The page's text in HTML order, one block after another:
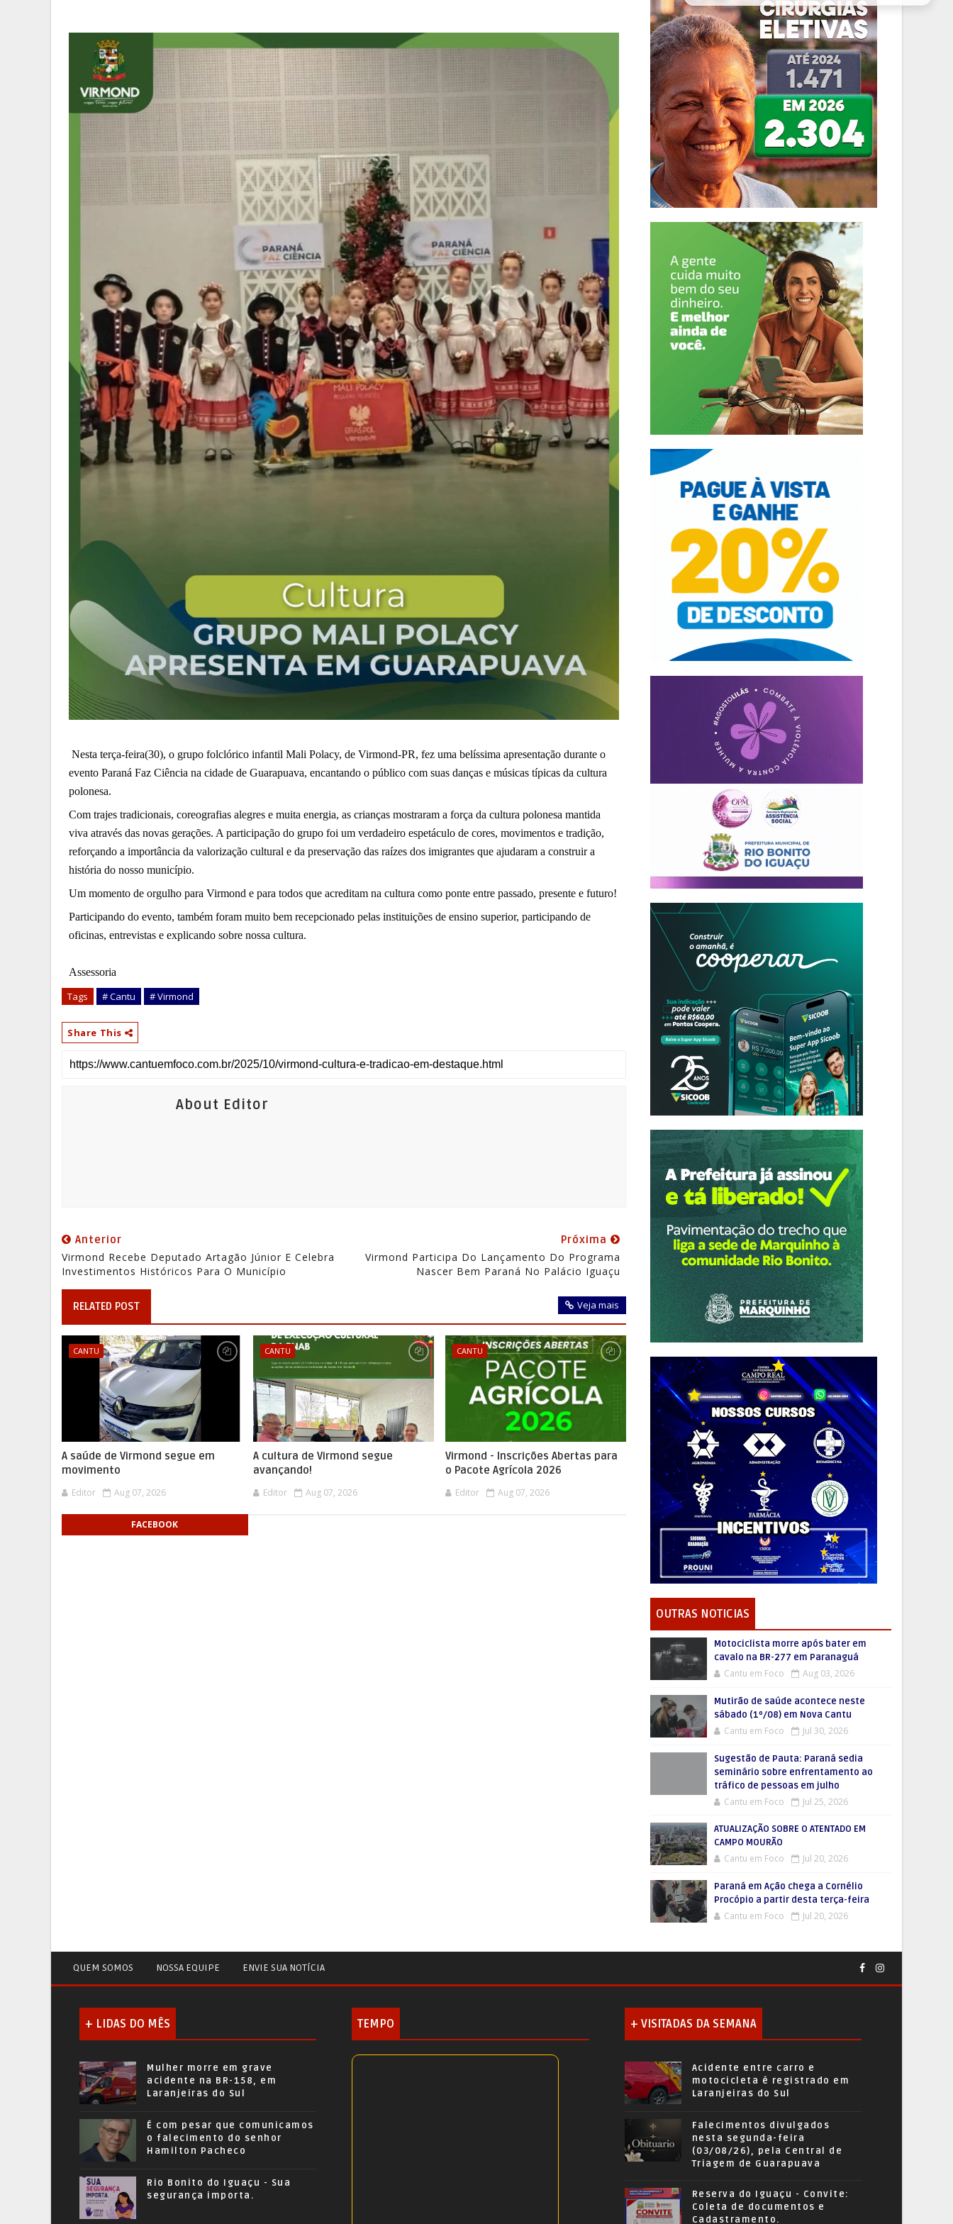
Nesta terça-feira(30), o grupo folclórico infantil Mali Polacy, de Virmond-PR, fez uma belíssima apresentação durante o
evento Paraná Faz Ciência na cidade de Guarapuava, encantando o público com suas danças e músicas típicas da cultura
polonesa.
Com trajes tradicionais, coreografias alegres e muita energia, as crianças mostraram a força da cultura polonesa mantida
viva através das novas gerações. A participação do grupo foi um verdadeiro espetáculo de cores, movimentos e tradição,
reforçando a importância da valorização cultural e da preservação das raízes dos imigrantes que ajudaram a construir a
história do nosso município.
Um momento de orgulho para Virmond e para todos que acreditam na cultura como ponte entre passado, presente e futuro!
Participando do evento, também foram muito bem recepcionado pelas instituições de ensino superior, participando de
oficinas, entrevistas e explicando sobre nossa cultura.
Assessoria
Tags # Cantu # Virmond
Share This
About Editor
Anterior
Virmond Recebe Deputado Artagão Júnior E Celebra
Investimentos Históricos Para O Município
Próxima
Virmond Participa Do Lançamento Do Programa
Nascer Bem Paraná No Palácio Iguaçu
RELATED POST Veja mais
CANTU
A saúde de Virmond segue em
movimento
Editor Aug 07, 2026
CANTU
A cultura de Virmond segue
avançando!
Editor Aug 07, 2026
CANTU
Virmond - Inscrições Abertas para
o Pacote Agrícola 2026
Editor Aug 07, 2026
FACEBOOK
OUTRAS NOTICIAS
Motociclista morre após bater em
cavalo na BR-277 em Paranaguá
Cantu em Foco Aug 03, 2026
Mutirão de saúde acontece neste
sábado (1º/08) em Nova Cantu
Cantu em Foco Jul 30, 2026
Sugestão de Pauta: Paraná sedia
seminário sobre enfrentamento ao
tráfico de pessoas em julho
Cantu em Foco Jul 25, 2026
ATUALIZAÇÃO SOBRE O ATENTADO EM
CAMPO MOURÃO
Cantu em Foco Jul 20, 2026
Paraná em Ação chega a Cornélio
Procópio a partir desta terça-feira
Cantu em Foco Jul 20, 2026
QUEM SOMOS NOSSA EQUIPE ENVIE SUA NOTÍCIA
+ LIDAS DO MÊS
Mulher morre em grave
acidente na BR-158, em
Laranjeiras do Sul
É com pesar que comunicamos
o falecimento do senhor
Hamilton Pacheco
Rio Bonito do Iguaçu - Sua
segurança importa.
TEMPO + VISITADAS DA SEMANA
Acidente entre carro e
motocicleta é registrado em
Laranjeiras do Sul
Falecimentos divulgados
nesta segunda-feira
(03/08/26), pela Central de
Triagem de Guarapuava
Reserva do Iguaçu - Convite:
Coleta de documentos e
Cadastramento.